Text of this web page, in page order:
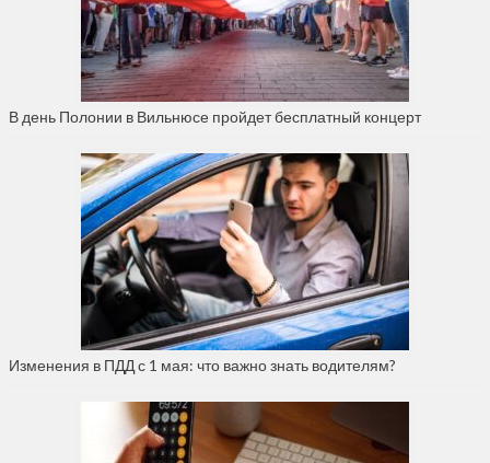
В день Полонии в Вильнюсе пройдет бесплатный концерт
Изменения в ПДД с 1 мая: что важно знать водителям?